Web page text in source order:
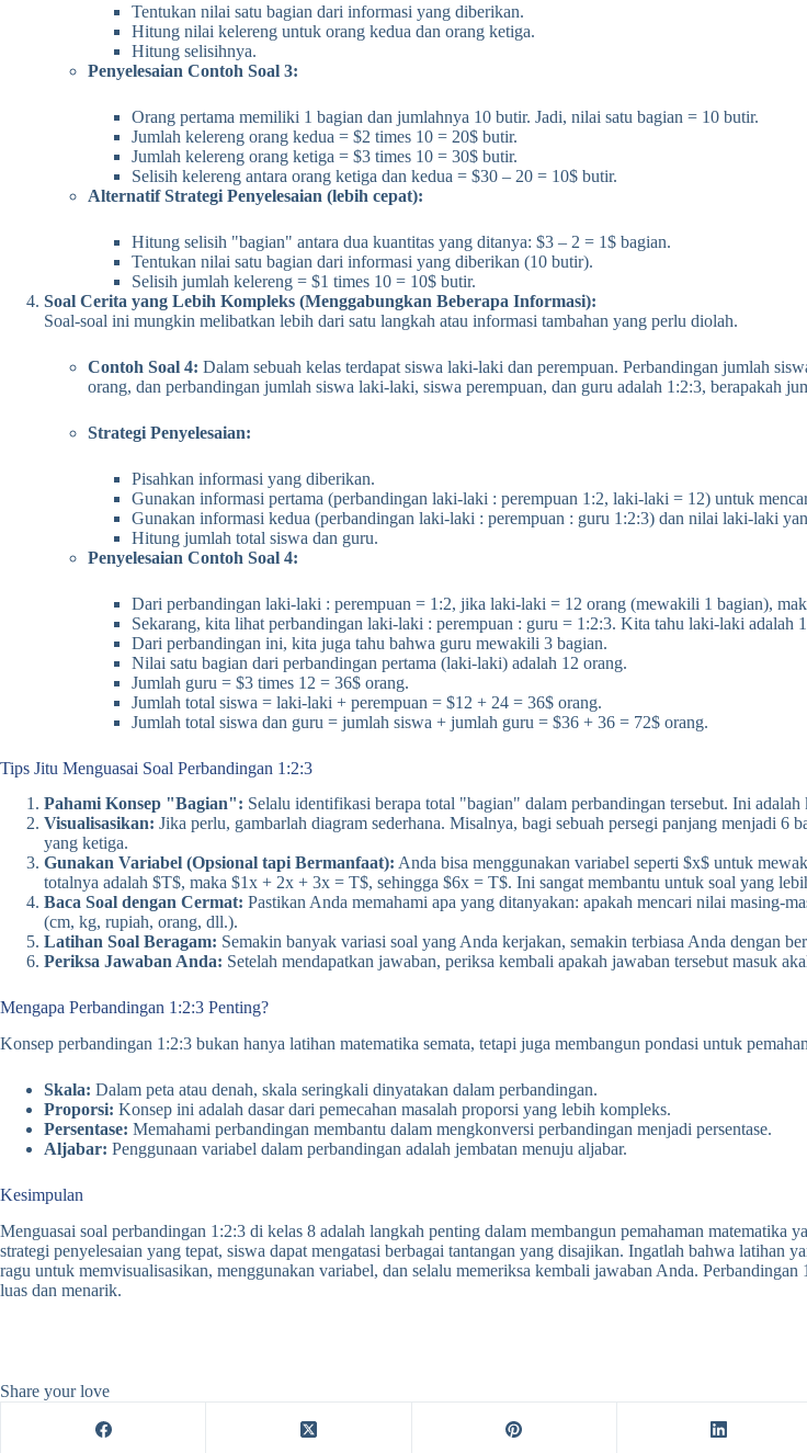
Tentukan nilai satu bagian dari informasi yang diberikan.
Hitung nilai kelereng untuk orang kedua dan orang ketiga.
Hitung selisihnya.
Penyelesaian Contoh Soal 3:
Orang pertama memiliki 1 bagian dan jumlahnya 10 butir. Jadi, nilai satu bagian = 10 butir.
Jumlah kelereng orang kedua = $2 times 10 = 20$ butir.
Jumlah kelereng orang ketiga = $3 times 10 = 30$ butir.
Selisih kelereng antara orang ketiga dan kedua = $30 – 20 = 10$ butir.
Alternatif Strategi Penyelesaian (lebih cepat):
Hitung selisih "bagian" antara dua kuantitas yang ditanya: $3 – 2 = 1$ bagian.
Tentukan nilai satu bagian dari informasi yang diberikan (10 butir).
Selisih jumlah kelereng = $1 times 10 = 10$ butir.
Soal Cerita yang Lebih Kompleks (Menggabungkan Beberapa Informasi):
Soal-soal ini mungkin melibatkan lebih dari satu langkah atau informasi tambahan yang perlu diolah.
Contoh Soal 4: Dalam sebuah kelas terdapat siswa laki-laki dan perempuan. Perbandingan jumlah
orang, dan perbandingan jumlah siswa laki-laki, siswa perempuan, dan guru adalah 1:2:3, berapakah
Strategi Penyelesaian:
Pisahkan informasi yang diberikan.
Gunakan informasi pertama (perbandingan laki-laki : perempuan 1:2, laki-laki = 12) untuk
Gunakan informasi kedua (perbandingan laki-laki : perempuan : guru 1:2:3) dan nilai laki-laki
Hitung jumlah total siswa dan guru.
Penyelesaian Contoh Soal 4:
Dari perbandingan laki-laki : perempuan = 1:2, jika laki-laki = 12 orang (mewakili 1 bagian),
Sekarang, kita lihat perbandingan laki-laki : perempuan : guru = 1:2:3. Kita tahu laki-laki adalah
Dari perbandingan ini, kita juga tahu bahwa guru mewakili 3 bagian.
Nilai satu bagian dari perbandingan pertama (laki-laki) adalah 12 orang.
Jumlah guru = $3 times 12 = 36$ orang.
Jumlah total siswa = laki-laki + perempuan = $12 + 24 = 36$ orang.
Jumlah total siswa dan guru = jumlah siswa + jumlah guru = $36 + 36 = 72$ orang.
Tips Jitu Menguasai Soal Perbandingan 1:2:3
Pahami Konsep "Bagian": Selalu identifikasi berapa total "bagian" dalam perbandingan tersebut. Ini
Visualisasikan: Jika perlu, gambarlah diagram sederhana. Misalnya, bagi sebuah persegi panjang menjadi
yang ketiga.
Gunakan Variabel (Opsional tapi Bermanfaat): Anda bisa menggunakan variabel seperti $x$ untuk
totalnya adalah $T$, maka $1x + 2x + 3x = T$, sehingga $6x = T$. Ini sangat membantu untuk soal yang
Baca Soal dengan Cermat: Pastikan Anda memahami apa yang ditanyakan: apakah mencari nilai masing-
(cm, kg, rupiah, orang, dll.).
Latihan Soal Beragam: Semakin banyak variasi soal yang Anda kerjakan, semakin terbiasa Anda dengan
Periksa Jawaban Anda: Setelah mendapatkan jawaban, periksa kembali apakah jawaban tersebut masuk
Mengapa Perbandingan 1:2:3 Penting?
Konsep perbandingan 1:2:3 bukan hanya latihan matematika semata, tetapi juga membangun pondasi untuk
Skala: Dalam peta atau denah, skala seringkali dinyatakan dalam perbandingan.
Proporsi: Konsep ini adalah dasar dari pemecahan masalah proporsi yang lebih kompleks.
Persentase: Memahami perbandingan membantu dalam mengkonversi perbandingan menjadi persentase.
Aljabar: Penggunaan variabel dalam perbandingan adalah jembatan menuju aljabar.
Kesimpulan
Menguasai soal perbandingan 1:2:3 di kelas 8 adalah langkah penting dalam membangun pemahaman
strategi penyelesaian yang tepat, siswa dapat mengatasi berbagai tantangan yang disajikan. Ingatlah bahwa latihan
ragu untuk memvisualisasikan, menggunakan variabel, dan selalu memeriksa kembali jawaban Anda.
luas dan menarik.
Share your love